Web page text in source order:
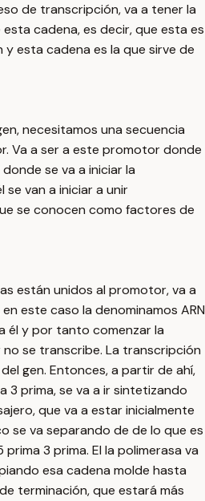
de transcripción, va a tener la
cadena, es decir, que esta es
esta cadena es la que sirve de
necesitamos una secuencia
Va a ser a este promotor donde
se va a iniciar la
se van a iniciar a unir
se conocen como factores de
están unidos al promotor, va a
este caso la denominamos ARN
él y por tanto comenzar la
se transcribe. La transcripción
gen. Entonces, a partir de ahí,
3 prima, se va a ir sintetizando
que va a estar inicialmente
se va separando de de lo que es
3 prima. El la polimerasa va
esa cadena molde hasta
terminación, que estará más